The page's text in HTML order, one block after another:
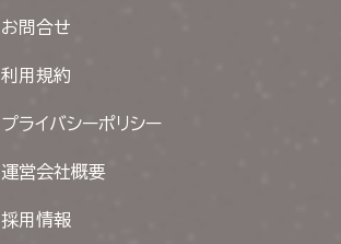
お問合せ
利用規約
プライバシーポリシー
運営会社概要
採用情報